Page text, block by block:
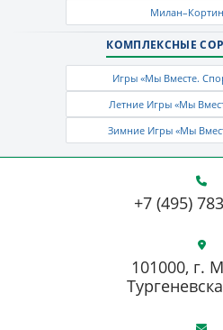
КОМПЛЕКСНЫЕ
Игры «Мы Вместе.
Летние Игры «Мы
Зимние Игры «Мы
+7 (495)
101000, г.